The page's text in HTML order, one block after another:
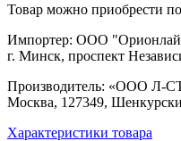
Товар можно приобрести
Импортер: ООО
г. Минск, проспект
Производитель: «ООО Л-
Москва, 127349,
Характеристики товара